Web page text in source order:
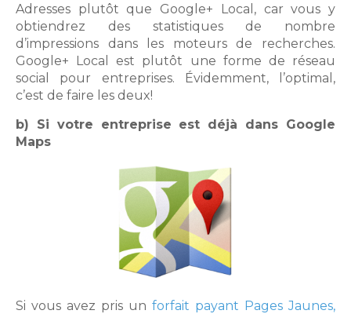
Adresses plutôt que Google+ Local, car vous y
obtiendrez des statistiques de nombre
d’impressions dans les moteurs de recherches.
Google+ Local est plutôt une forme de réseau
social pour entreprises. Évidemment, l’optimal,
c’est de faire les deux!
b) Si votre entreprise est déjà dans Google
Maps
Si vous avez pris un forfait payant Pages Jaunes,